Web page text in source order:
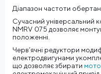
Діапазон частоти
Сучасний універсальний
NMRV 075 дозволяє
положенні.
Черв’ячні редуктори
електродвигунами
що дозволяє збирати